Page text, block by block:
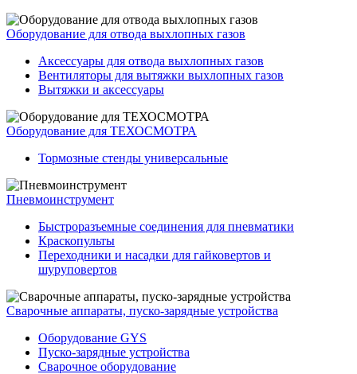
Оборудование для отвода выхлопных газов
Аксессуары для отвода выхлопных газов
Вентиляторы для вытяжки выхлопных газов
Вытяжки и аксессуары
Оборудование для ТЕХОСМОТРА
Тормозные стенды универсальные
Пневмоинструмент
Быстроразъемные соединения для пневматики
Краскопульты
Переходники и насадки для гайковертов и
шуруповертов
Сварочные аппараты, пуско-зарядные устройства
Оборудование GYS
Пуско-зарядные устройства
Сварочное оборудование